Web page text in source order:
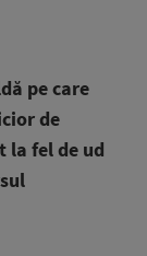
pe care
de
la fel de ud